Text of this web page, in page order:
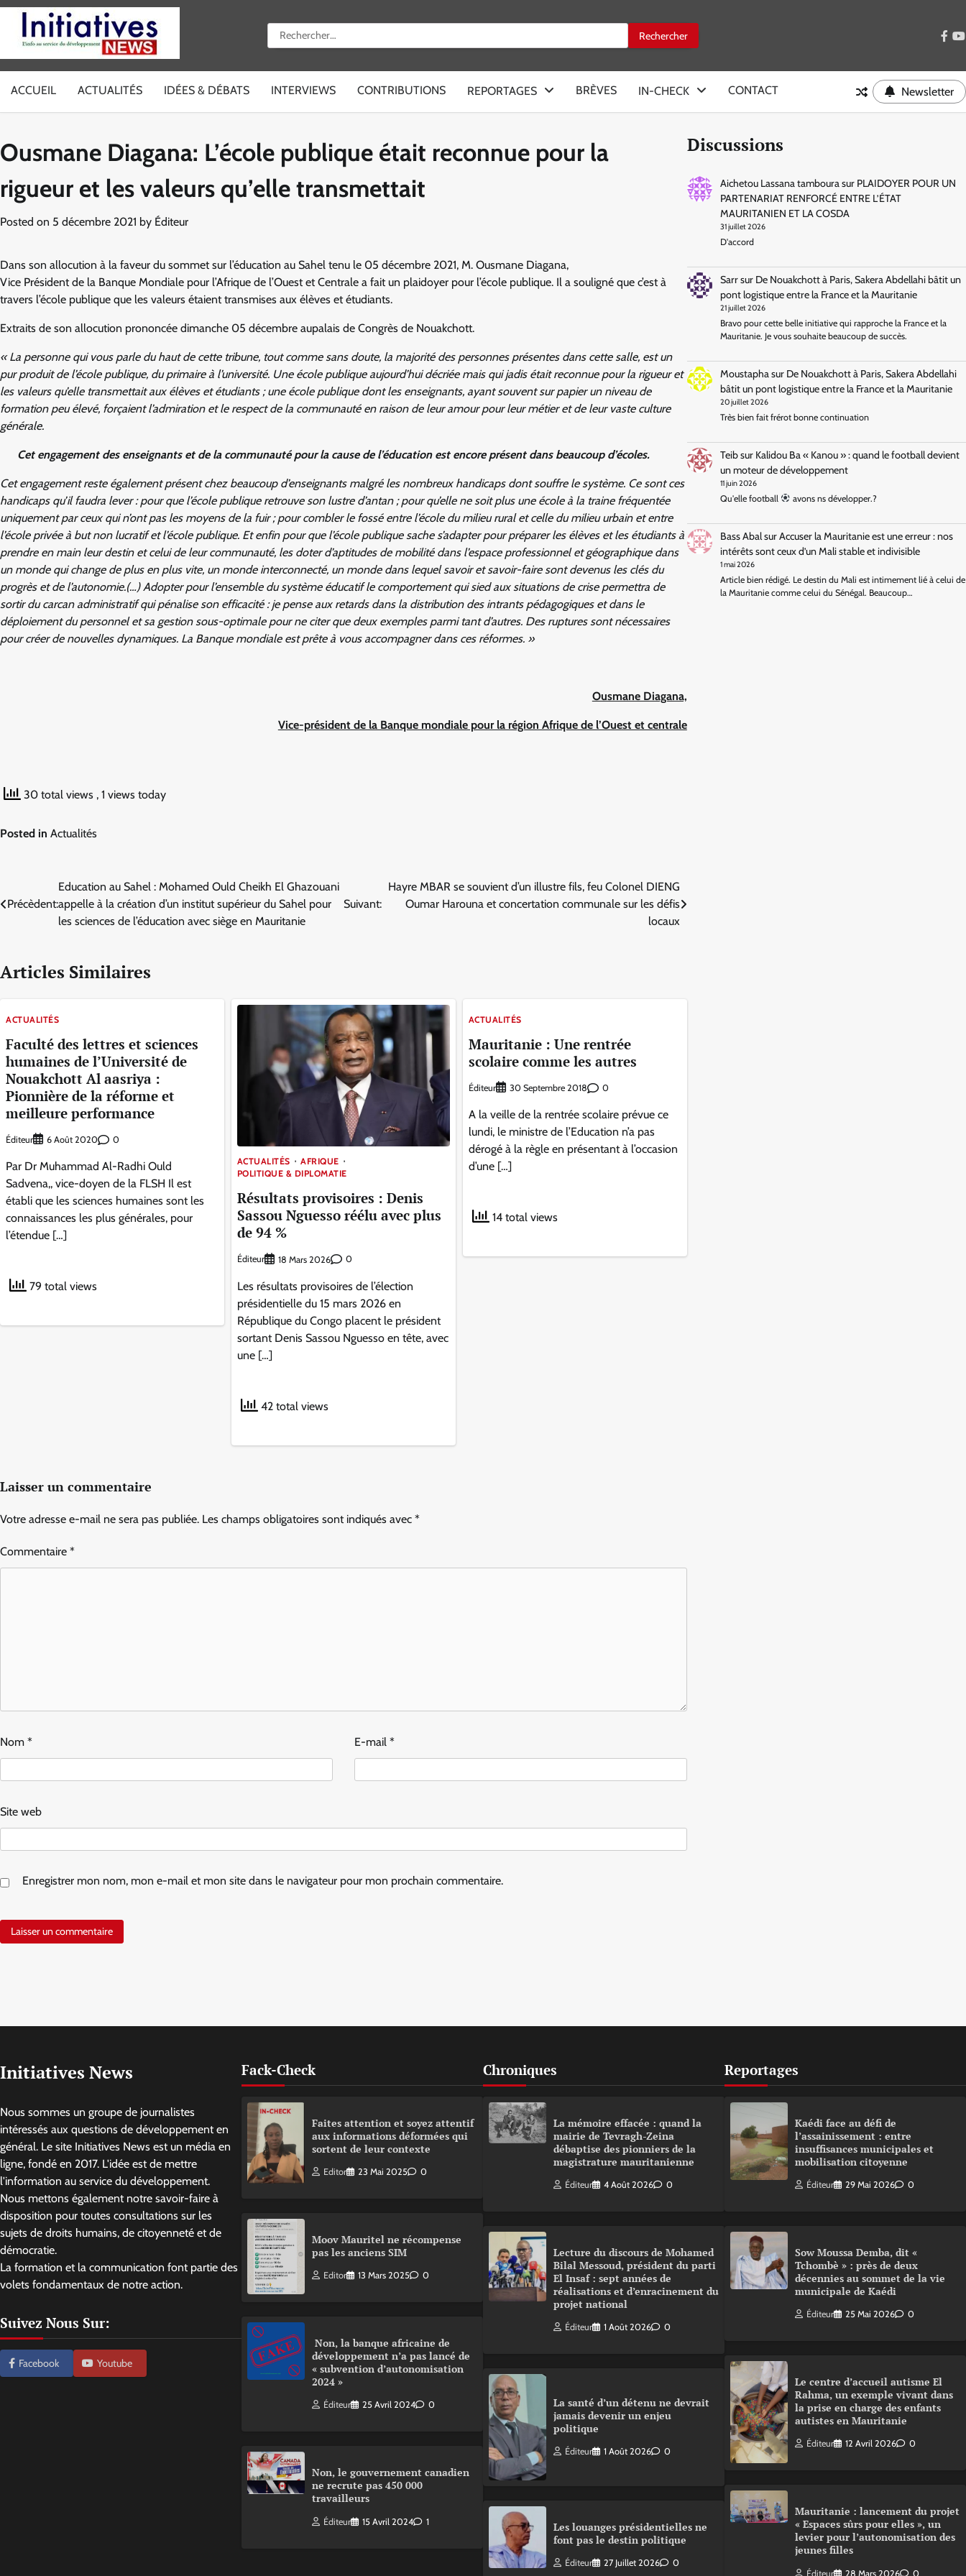
Skip
content
Rechercher :
ACCUEIL ACTUALITÉS IDÉES & DÉBATS INTERVIEWS CONTRIBUTIONS REPORTAGES BRÈVES IN-CHECK CONTACT Newsletter
Ousmane Diagana: L’école publique était reconnue pour la
rigueur et les valeurs qu’elle transmettait
Posted on 5 décembre 2021 by Éditeur
Dans son allocution à la faveur du sommet sur l’éducation au Sahel tenu le 05 décembre 2021, M. Ousmane Diagana,
Vice Président de la Banque Mondiale pour l’Afrique de l’Ouest et Centrale a fait un plaidoyer pour l’école publique. Il a souligné que c’est à
travers l’école publique que les valeurs étaient transmises aux élèves et étudiants.
Extraits de son allocution prononcée dimanche 05 décembre aupalais de Congrès de Nouakchott.
« La personne qui vous parle du haut de cette tribune, tout comme sans doute, la majorité des personnes présentes dans cette salle, est un
pur produit de l’école publique, du primaire à l’université. Une école publique aujourd’hui décriée mais qui jadis était reconnue pour la rigueur et
les valeurs qu’elle transmettait aux élèves et étudiants ; une école publique dont les enseignants, ayant souvent sur papier un niveau de
formation peu élevé, forçaient l’admiration et le respect de la communauté en raison de leur amour pour leur métier et de leur vaste culture
générale.
Cet engagement des enseignants et de la communauté pour la cause de l’éducation est encore présent dans beaucoup d’écoles.
Cet engagement reste également présent chez beaucoup d’enseignants malgré les nombreux handicaps dont souffre le système. Ce sont ces
handicaps qu’il faudra lever : pour que l’école publique retrouve son lustre d’antan ; pour qu’elle ne soit plus une école à la traine fréquentée
uniquement par ceux qui n’ont pas les moyens de la fuir ; pour combler le fossé entre l’école du milieu rural et celle du milieu urbain et entre
l’école privée à but non lucratif et l’école publique. Et enfin pour que l’école publique sache s’adapter pour préparer les élèves et les étudiants à
prendre en main leur destin et celui de leur communauté, les doter d’aptitudes de mobilité dans l’espace professionnel et géographique dans
un monde qui change de plus en plus vite, un monde interconnecté, un monde dans lequel savoir et savoir-faire sont devenus les clés du
progrès et de l’autonomie.(…) Adopter pour l’ensemble du système éducatif le comportement qui sied aux situations de crise permettra de
sortir du carcan administratif qui pénalise son efficacité : je pense aux retards dans la distribution des intrants pédagogiques et dans le
déploiement du personnel et sa gestion sous-optimale pour ne citer que deux exemples parmi tant d’autres. Des ruptures sont nécessaires
pour créer de nouvelles dynamiques. La Banque mondiale est prête à vous accompagner dans ces réformes. »
Ousmane Diagana,
Vice-président de la Banque mondiale pour la région Afrique de l’Ouest et centrale
30 total views , 1 views today
Posted in Actualités
Navigation
de
Précèdent:
Education au Sahel : Mohamed Ould Cheikh El Ghazouani
appelle à la création d’un institut supérieur du Sahel pour
les sciences de l’éducation avec siège en Mauritanie
Suivant:
Hayre MBAR se souvient d’un illustre fils, feu Colonel DIENG
Oumar Harouna et concertation communale sur les défis
locaux
Articles Similaires
ACTUALITÉS
Faculté des lettres et sciences
humaines de l’Université de
Nouakchott Al aasriya :
Pionnière de la réforme et
meilleure performance
Éditeur 6 Août 2020 0
Par Dr Muhammad Al-Radhi Ould
Sadvena,, vice-doyen de la FLSH Il est
établi que les sciences humaines sont les
connaissances les plus générales, pour
l’étendue […]
79 total views
ACTUALITÉS
AFRIQUE
POLITIQUE & DIPLOMATIE
Résultats provisoires : Denis
Sassou Nguesso réélu avec plus
de 94 %
Éditeur 18 Mars 2026 0
Les résultats provisoires de l’élection
présidentielle du 15 mars 2026 en
République du Congo placent le président
sortant Denis Sassou Nguesso en tête, avec
une […]
42 total views
ACTUALITÉS
Mauritanie : Une rentrée
scolaire comme les autres
Éditeur 30 Septembre 2018 0
A la veille de la rentrée scolaire prévue ce
lundi, le ministre de l’Education n’a pas
dérogé à la règle en présentant à l’occasion
d’une […]
14 total views
Laisser un commentaire
Votre adresse e-mail ne sera pas publiée. Les champs obligatoires sont indiqués avec *
Commentaire *
Nom * E-mail *
Site web
Enregistrer mon nom, mon e-mail et mon site dans le navigateur pour mon prochain commentaire.
Discussions
Aichetou Lassana tambourasur PLAIDOYER POUR UN
PARTENARIAT RENFORCÉ ENTRE L’ÉTAT
MAURITANIEN ET LA COSDA
31 juillet 2026
D'accord
Sarrsur De Nouakchott à Paris, Sakera Abdellahi bâtit un
pont logistique entre la France et la Mauritanie
21 juillet 2026
Bravo pour cette belle initiative qui rapproche la France et la
Mauritanie. Je vous souhaite beaucoup de succès.
Moustaphasur De Nouakchott à Paris, Sakera Abdellahi
bâtit un pont logistique entre la France et la Mauritanie
20 juillet 2026
Très bien fait frérot bonne continuation
Teibsur Kalidou Ba « Kanou » : quand le football devient
un moteur de développement
11 juin 2026
Qu'elle football avons ns développer.?
Bass AbalsurAccuser la Mauritanie est une erreur : nos
intérêts sont ceux d’un Mali stable et indivisible
1 mai 2026
Article bien rédigé. Le destin du Mali est intimement lié à celui de
la Mauritanie comme celui du Sénégal. Beaucoup…
Initiatives News
Nous sommes un groupe de journalistes
intéressés aux questions de développement en
général. Le site Initiatives News est un média en
ligne, fondé en 2017. L'idée est de mettre
l'information au service du développement.
Nous mettons également notre savoir-faire à
disposition pour toutes consultations sur les
sujets de droits humains, de citoyenneté et de
démocratie.
La formation et la communication font partie des
volets fondamentaux de notre action.
Suivez Nous Sur:
Facebook Youtube
Fack-Check
Faites attention et soyez attentif
aux informations déformées qui
sortent de leur contexte
Editor 23 Mai 2025 0
Moov Mauritel ne récompense
pas les anciens SIM
Editor 13 Mars 2025 0
Non, la banque africaine de
développement n’a pas lancé de
« subvention d’autonomisation
2024 »
Éditeur 25 Avril 2024 0
Non, le gouvernement canadien
ne recrute pas 450 000
travailleurs
Éditeur 15 Avril 2024 1
Chroniques
La mémoire effacée : quand la
mairie de Tevragh-Zeina
débaptise des pionniers de la
magistrature mauritanienne
Éditeur 4 Août 2026 0
Lecture du discours de Mohamed
Bilal Messoud, président du parti
El Insaf : sept années de
réalisations et d’enracinement du
projet national
Éditeur 1 Août 2026 0
La santé d’un détenu ne devrait
jamais devenir un enjeu
politique
Éditeur 1 Août 2026 0
Les louanges présidentielles ne
font pas le destin politique
Éditeur 27 Juillet 2026 0
Reportages
Kaédi face au défi de
l’assainissement : entre
insuffisances municipales et
mobilisation citoyenne
Éditeur 29 Mai 2026 0
Sow Moussa Demba, dit «
Tchombè » : près de deux
décennies au sommet de la vie
municipale de Kaédi
Éditeur 25 Mai 2026 0
Le centre d’accueil autisme El
Rahma, un exemple vivant dans
la prise en charge des enfants
autistes en Mauritanie
Éditeur 12 Avril 2026 0
Mauritanie : lancement du projet
« Espaces sûrs pour elles », un
levier pour l’autonomisation des
jeunes filles
Éditeur 28 Mars 2026 0